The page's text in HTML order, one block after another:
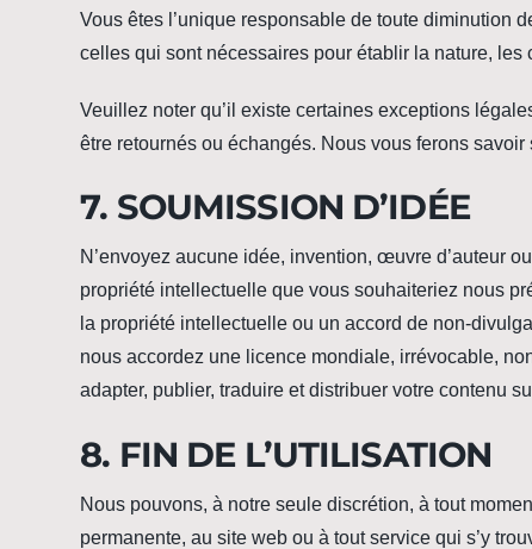
Vous êtes l’unique responsable de toute diminution
celles qui sont nécessaires pour établir la nature,
Veuillez noter qu’il existe certaines exceptions
être retournés ou échangés. Nous vous ferons
7. SOUMISSION D’IDÉE
N’envoyez aucune idée, invention, œuvre d’auteur
propriété intellectuelle que vous souhaiteriez nous
la propriété intellectuelle ou un accord de non-
nous accordez une licence mondiale, irrévocable,
adapter, publier, traduire et distribuer votre contenu
8. FIN DE L’UTILISATION
Nous pouvons, à notre seule discrétion, à tout
permanente, au site web ou à tout service qui s’y